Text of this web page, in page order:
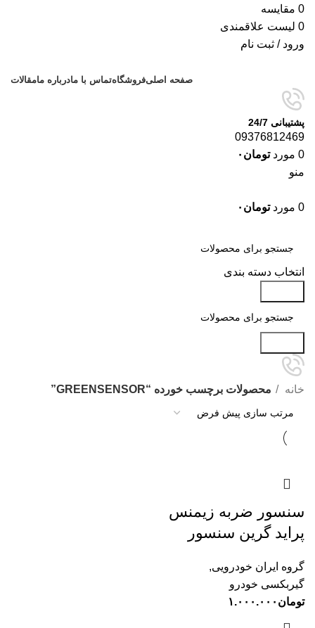
0 مقایسه
0 لیست علاقمندی
ورود / ثبت نام
صفحه اصلیفروشگاهتماس با مادرباره مامقالات
پشتیبانی 24/7
09376812469
0 مورد تومان ۰
منو
0 مورد تومان ۰
انتخاب دسته بندی
خانه محصولات برچسب خورده “GREENSENSOR”
سنسور ضربه زیمنس
پراید گرین سنسور
گروه ایران خودرویی,
گیربکسی خودرو
تومان ۱.۰۰۰.۰۰۰